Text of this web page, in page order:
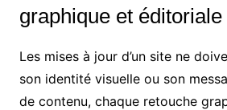
graphique et éditoriale
Les mises à jour d’un site ne
son identité visuelle ou son
de contenu, chaque retouche